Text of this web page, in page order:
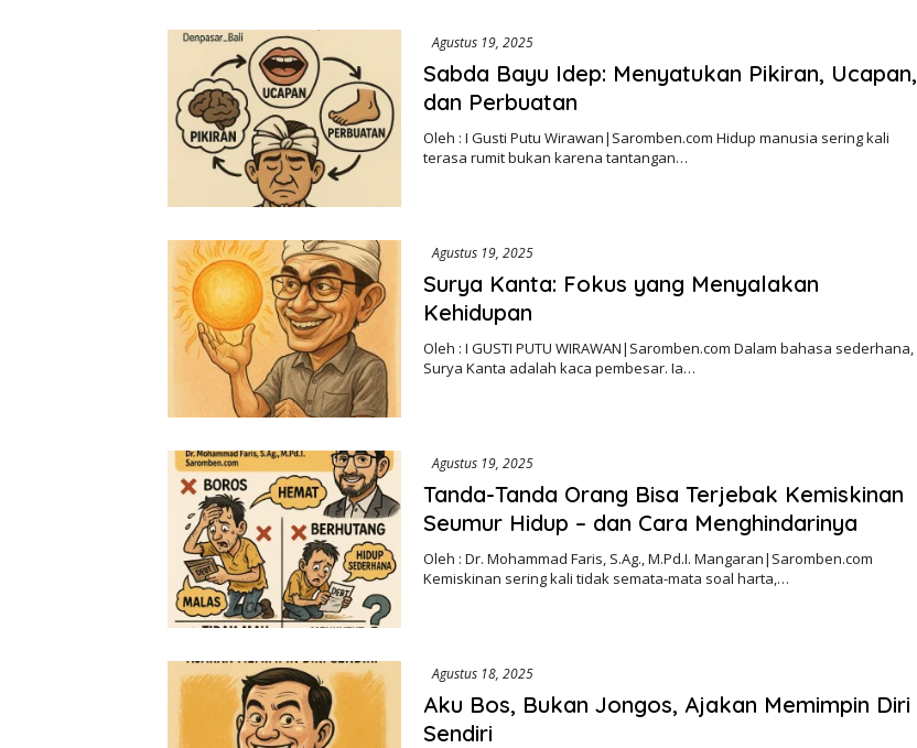
Agustus 19, 2025
Sabda Bayu Idep: Menyatukan Pikiran, Ucapan,
dan Perbuatan
Oleh : I Gusti Putu Wirawan|Saromben.com Hidup manusia sering kali
terasa rumit bukan karena tantangan…
Agustus 19, 2025
Surya Kanta: Fokus yang Menyalakan
Kehidupan
Oleh : I GUSTI PUTU WIRAWAN|Saromben.com Dalam bahasa sederhana,
Surya Kanta adalah kaca pembesar. Ia…
Agustus 19, 2025
Tanda-Tanda Orang Bisa Terjebak Kemiskinan
Seumur Hidup – dan Cara Menghindarinya
Oleh : Dr. Mohammad Faris, S.Ag., M.Pd.I. Mangaran|Saromben.com
Kemiskinan sering kali tidak semata-mata soal harta,…
Agustus 18, 2025
Aku Bos, Bukan Jongos, Ajakan Memimpin Diri
Sendiri